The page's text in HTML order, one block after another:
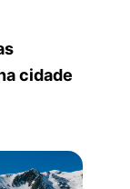
cidade